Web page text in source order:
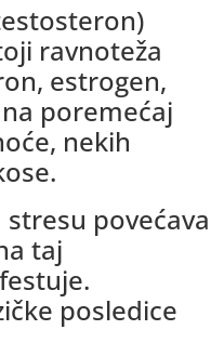
ravnoteža
estrogen,
poremećaj
nekih
povećava
taj
posledice